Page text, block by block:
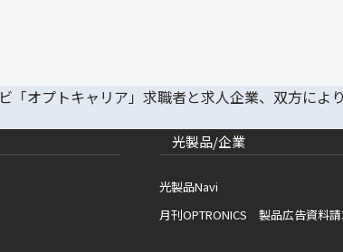
光製品/企業
光製品Navi
月刊OPTRONICS 製品広告資料